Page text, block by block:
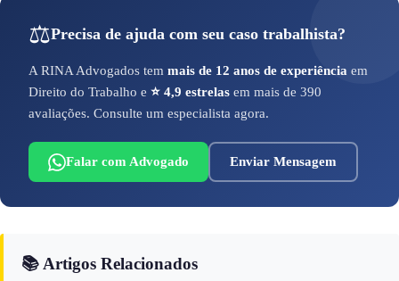
⚖️Precisa de ajuda com seu caso trabalhista?
A RINA Advogados tem mais de 12 anos de experiência em
Direito do Trabalho e ⭐ 4,9 estrelas em mais de 390
avaliações. Consulte um especialista agora.
Falar com Advogado Enviar Mensagem
📚 Artigos Relacionados